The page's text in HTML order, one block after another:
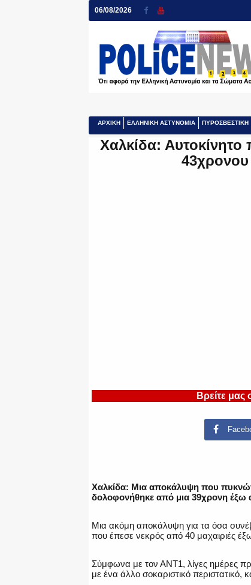
06/08/2026
ΑΡΧΙΚΗ ΕΛΛΗΝΙΚΗ ΑΣΤΥΝΟΜΙΑ ΠΥΡΟΣΒΕΣΤΙΚΗ
Χαλκίδα: Αυτοκίνητο
Βρείτε
Χαλκίδα: Μια αποκάλυψη που
δολοφονήθηκε από μια 39χρονη έξω
Μια ακόμη αποκάλυψη για τα όσα
που έπεσε νεκρός από 40 μαχαιριές
Σύμφωνα με τον ΑΝΤ1, λίγες ημέρες
με ένα άλλο σοκαριστικό περιστατικό,